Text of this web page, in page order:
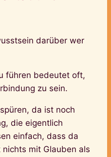
darüber wer
führen bedeutet oft,
zu sein.
da ist noch
die eigentlich
einfach, dass da
mit Glauben als